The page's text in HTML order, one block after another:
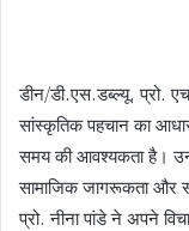
डीन/डी.एस.डब्ल्यू. प्रो.
सांस्कृतिक पहचान का
समय की आवश्यकता है।
सामाजिक जागरूकता और
प्रो. नीना पांडे ने अपने